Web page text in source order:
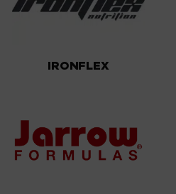
IRONFLEX